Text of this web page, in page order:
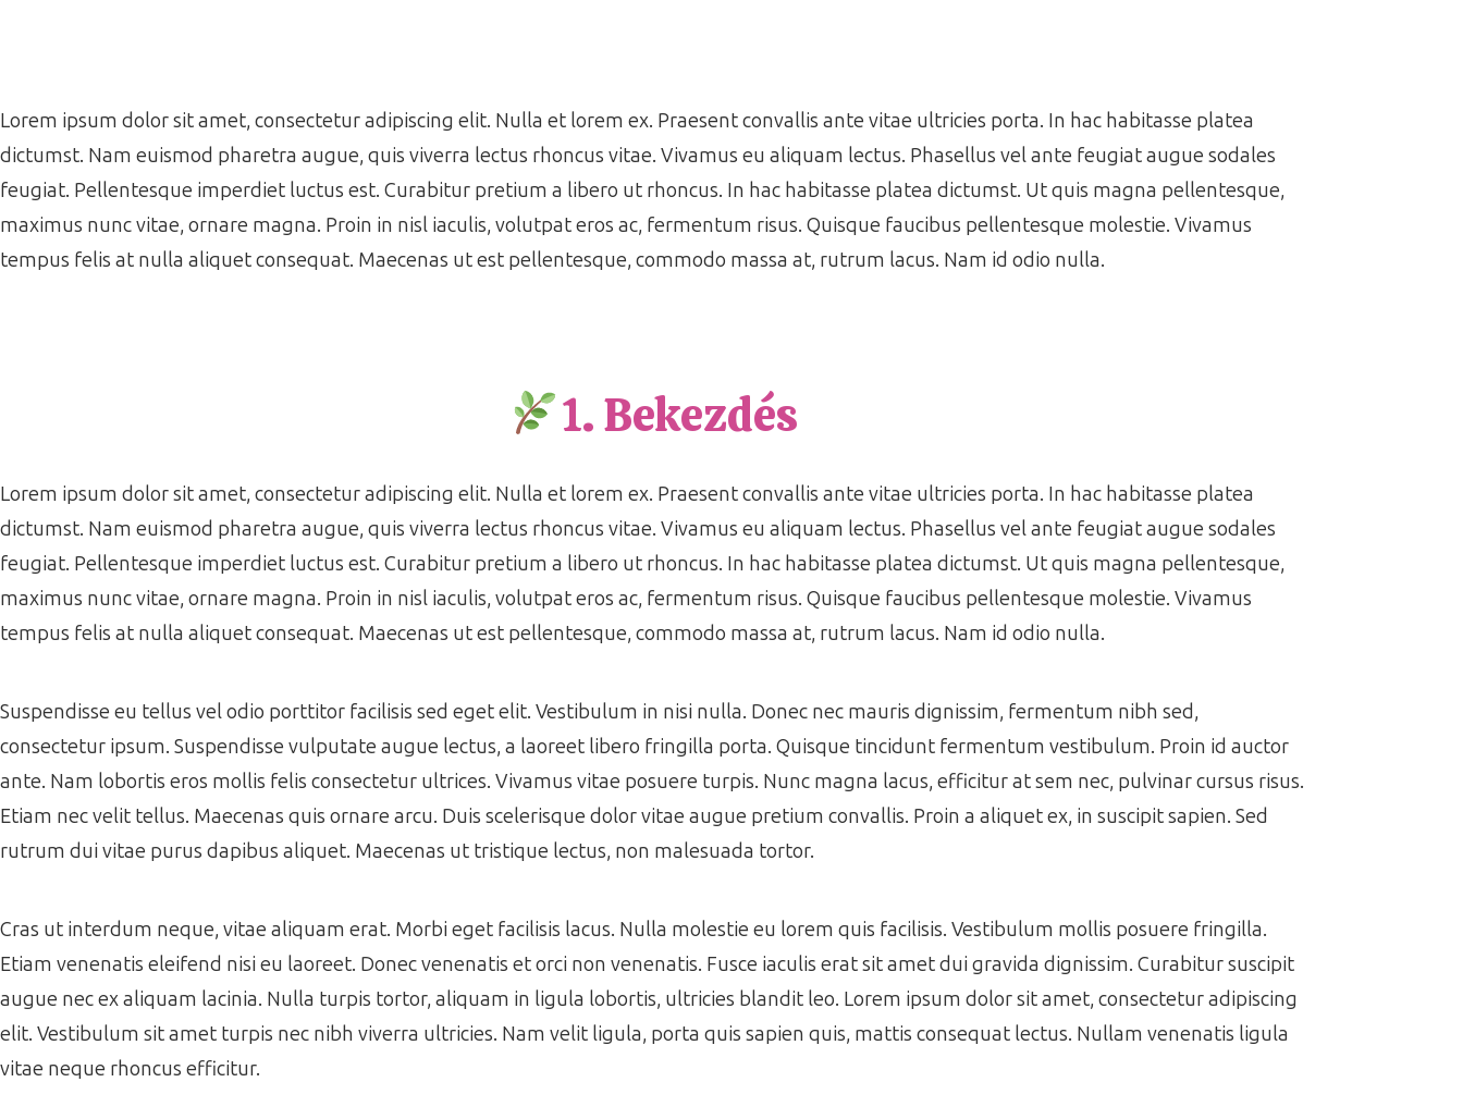
Lorem ipsum dolor sit amet, consectetur adipiscing elit. Nulla et lorem ex. Praesent convallis ante vitae ultricies porta. In hac habitasse platea
dictumst. Nam euismod pharetra augue, quis viverra lectus rhoncus vitae. Vivamus eu aliquam lectus. Phasellus vel ante feugiat augue sodales
feugiat. Pellentesque imperdiet luctus est. Curabitur pretium a libero ut rhoncus. In hac habitasse platea dictumst. Ut quis magna pellentesque,
maximus nunc vitae, ornare magna. Proin in nisl iaculis, volutpat eros ac, fermentum risus. Quisque faucibus pellentesque molestie. Vivamus
tempus felis at nulla aliquet consequat. Maecenas ut est pellentesque, commodo massa at, rutrum lacus. Nam id odio nulla.
1. Bekezdés
Lorem ipsum dolor sit amet, consectetur adipiscing elit. Nulla et lorem ex. Praesent convallis ante vitae ultricies porta. In hac habitasse platea
dictumst. Nam euismod pharetra augue, quis viverra lectus rhoncus vitae. Vivamus eu aliquam lectus. Phasellus vel ante feugiat augue sodales
feugiat. Pellentesque imperdiet luctus est. Curabitur pretium a libero ut rhoncus. In hac habitasse platea dictumst. Ut quis magna pellentesque,
maximus nunc vitae, ornare magna. Proin in nisl iaculis, volutpat eros ac, fermentum risus. Quisque faucibus pellentesque molestie. Vivamus
tempus felis at nulla aliquet consequat. Maecenas ut est pellentesque, commodo massa at, rutrum lacus. Nam id odio nulla.
Suspendisse eu tellus vel odio porttitor facilisis sed eget elit. Vestibulum in nisi nulla. Donec nec mauris dignissim, fermentum nibh sed,
consectetur ipsum. Suspendisse vulputate augue lectus, a laoreet libero fringilla porta. Quisque tincidunt fermentum vestibulum. Proin id auctor
ante. Nam lobortis eros mollis felis consectetur ultrices. Vivamus vitae posuere turpis. Nunc magna lacus, efficitur at sem nec, pulvinar cursus risus.
Etiam nec velit tellus. Maecenas quis ornare arcu. Duis scelerisque dolor vitae augue pretium convallis. Proin a aliquet ex, in suscipit sapien. Sed
rutrum dui vitae purus dapibus aliquet. Maecenas ut tristique lectus, non malesuada tortor.
Cras ut interdum neque, vitae aliquam erat. Morbi eget facilisis lacus. Nulla molestie eu lorem quis facilisis. Vestibulum mollis posuere fringilla.
Etiam venenatis eleifend nisi eu laoreet. Donec venenatis et orci non venenatis. Fusce iaculis erat sit amet dui gravida dignissim. Curabitur suscipit
augue nec ex aliquam lacinia. Nulla turpis tortor, aliquam in ligula lobortis, ultricies blandit leo. Lorem ipsum dolor sit amet, consectetur adipiscing
elit. Vestibulum sit amet turpis nec nibh viverra ultricies. Nam velit ligula, porta quis sapien quis, mattis consequat lectus. Nullam venenatis ligula
vitae neque rhoncus efficitur.